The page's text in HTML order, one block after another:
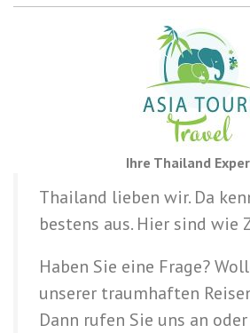
Ihre Thailand
Thailand lieben wir. Da
bestens aus. Hier sind wie
Haben Sie eine Frage?
unserer traumhaften
Dann rufen Sie uns an